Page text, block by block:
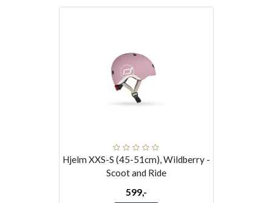
Hjelm XXS-S (45-51cm), Wildberry -
Scoot and Ride
599,-